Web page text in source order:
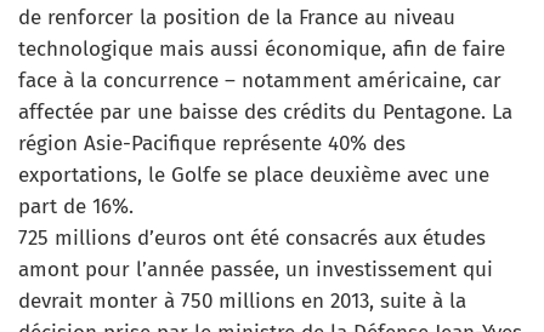
de renforcer la position de la France au niveau
technologique mais aussi économique, afin de faire
face à la concurrence – notamment américaine, car
affectée par une baisse des crédits du Pentagone. La
région Asie-Pacifique représente 40% des
exportations, le Golfe se place deuxième avec une
part de 16%.
725 millions d’euros ont été consacrés aux études
amont pour l’année passée, un investissement qui
devrait monter à 750 millions en 2013, suite à la